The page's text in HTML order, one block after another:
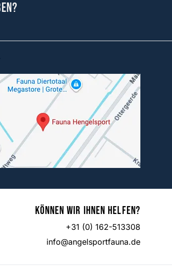
Können wir Ihnen helfen?
+31 (0) 162-513308
info@angelsportfauna.de